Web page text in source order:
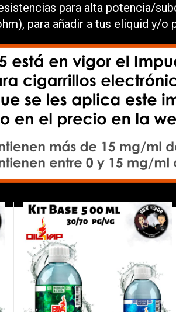
para alta potencia/
para añadir a tus eliquid y/o